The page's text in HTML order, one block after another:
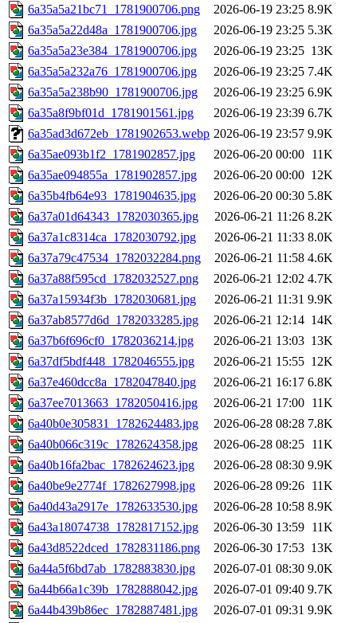
6a35a5a21bc71_1781900706.png
2026-06-19 23:25 8.9K
6a35a5a22d48a_1781900706.jpg
2026-06-19 23:25 5.3K
6a35a5a23e384_1781900706.jpg
2026-06-19 23:25 13K
6a35a5a232a76_1781900706.jpg
2026-06-19 23:25 7.4K
6a35a5a238b90_1781900706.jpg
2026-06-19 23:25 6.9K
6a35a8f9bf01d_1781901561.jpg
2026-06-19 23:39 6.7K
6a35ad3d672eb_1781902653.webp 2026-06-19 23:57 9.9K
6a35ae093b1f2_1781902857.jpg
2026-06-20 00:00 11K
6a35ae094855a_1781902857.jpg
2026-06-20 00:00 12K
6a35b4fb64e93_1781904635.jpg
2026-06-20 00:30 5.8K
6a37a01d64343_1782030365.jpg
2026-06-21 11:26 8.2K
6a37a1c8314ca_1782030792.jpg
2026-06-21 11:33 8.0K
6a37a79c47534_1782032284.png
2026-06-21 11:58 4.6K
6a37a88f595cd_1782032527.png
2026-06-21 12:02 4.7K
6a37a15934f3b_1782030681.jpg
2026-06-21 11:31 9.9K
6a37ab8577d6d_1782033285.jpg
2026-06-21 12:14 14K
6a37b6f696cf0_1782036214.jpg
2026-06-21 13:03 13K
6a37df5bdf448_1782046555.jpg
2026-06-21 15:55 12K
6a37e460dcc8a_1782047840.jpg
2026-06-21 16:17 6.8K
6a37ee7013663_1782050416.jpg
2026-06-21 17:00 11K
6a40b0e305831_1782624483.jpg
2026-06-28 08:28 7.8K
6a40b066c319c_1782624358.jpg
2026-06-28 08:25 11K
6a40b16fa2bac_1782624623.jpg
2026-06-28 08:30 9.9K
6a40be9e2774f_1782627998.jpg
2026-06-28 09:26 11K
6a40d43a2917e_1782633530.jpg
2026-06-28 10:58 8.9K
6a43a18074738_1782817152.jpg
2026-06-30 13:59 11K
6a43d8522dced_1782831186.png
2026-06-30 17:53 13K
6a44a5f6bd7ab_1782883830.jpg
2026-07-01 08:30 9.0K
6a44b66a1c39b_1782888042.jpg
2026-07-01 09:40 9.7K
6a44b439b86ec_1782887481.jpg
2026-07-01 09:31 9.9K